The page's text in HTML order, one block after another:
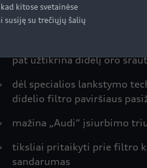
›
specialiai pritaikyti jūsų
pajėgumu
užtikrina veiksmingą visų
pat užtikrina didelį oro
›
dėl specialios lankstymo
didelio filtro paviršiaus
›
mažina „Audi“ įsiurbimo
›
tiksliai pritaikyti prie filtro
sandarumas
kitose svetainėse
susiję su trečiųjų šalių